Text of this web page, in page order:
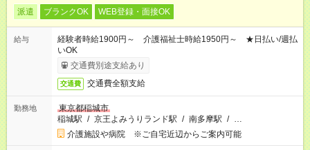
派遣 ブランクOK WEB登録・面接OK
給与
経験者時給1900円～ 介護福祉士時給1950円～ ★日払い/週払
いOK
交通費別途支給あり
交通費 交通費全額支給
勤務地
東京都稲城市
稲城駅 / 京王よみうりランド駅 / 南多摩駅 / …
介護施設や病院 ※ご自宅近辺からご案内可能